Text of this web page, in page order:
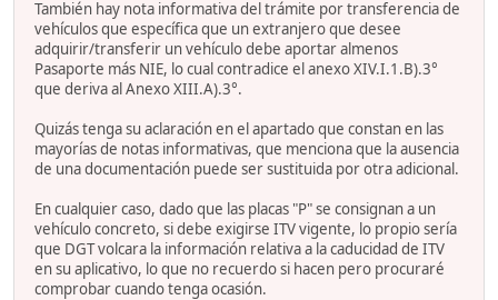
También hay nota informativa del trámite por transferencia de
vehículos que específica que un extranjero que desee
adquirir/transferir un vehículo debe aportar almenos
Pasaporte más NIE, lo cual contradice el anexo XIV.I.1.B).3°
que deriva al Anexo XIII.A).3°.
Quizás tenga su aclaración en el apartado que constan en las
mayorías de notas informativas, que menciona que la ausencia
de una documentación puede ser sustituida por otra adicional.
En cualquier caso, dado que las placas "P" se consignan a un
vehículo concreto, si debe exigirse ITV vigente, lo propio sería
que DGT volcara la información relativa a la caducidad de ITV
en su aplicativo, lo que no recuerdo si hacen pero procuraré
comprobar cuando tenga ocasión.